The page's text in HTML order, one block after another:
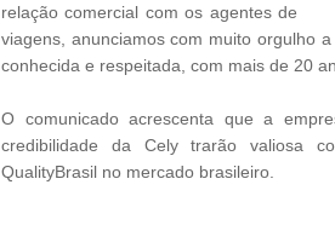
relação comercial com os agentes de
viagens, anunciamos com muito orgulho
conhecida e respeitada, com mais de 20
O comunicado acrescenta que a
credibilidade da Cely trarão valiosa
QualityBrasil no mercado brasileiro.